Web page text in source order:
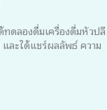
ทดลองดื่มเครื่องดื่มหัวปลี
ละได้แชร์ผลลัพธ์ ความ